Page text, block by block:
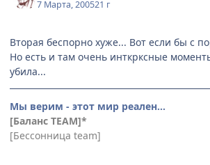
7 Марта, 200521 г
Вторая беспорно хуже... Вот если бы с
Но есть и там очень инткрксные
убила...
Мы верим - этот мир реален...
[Баланс TEAM]*
[Бессонница team]